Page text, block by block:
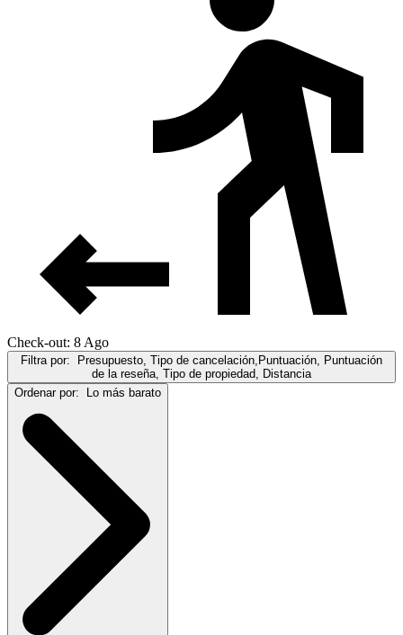
Check-out: 8 Ago
Filtra por: Presupuesto, Tipo de cancelación,Puntuación, Puntuación
de la reseña, Tipo de propiedad, Distancia
Ordenar por: Lo más barato